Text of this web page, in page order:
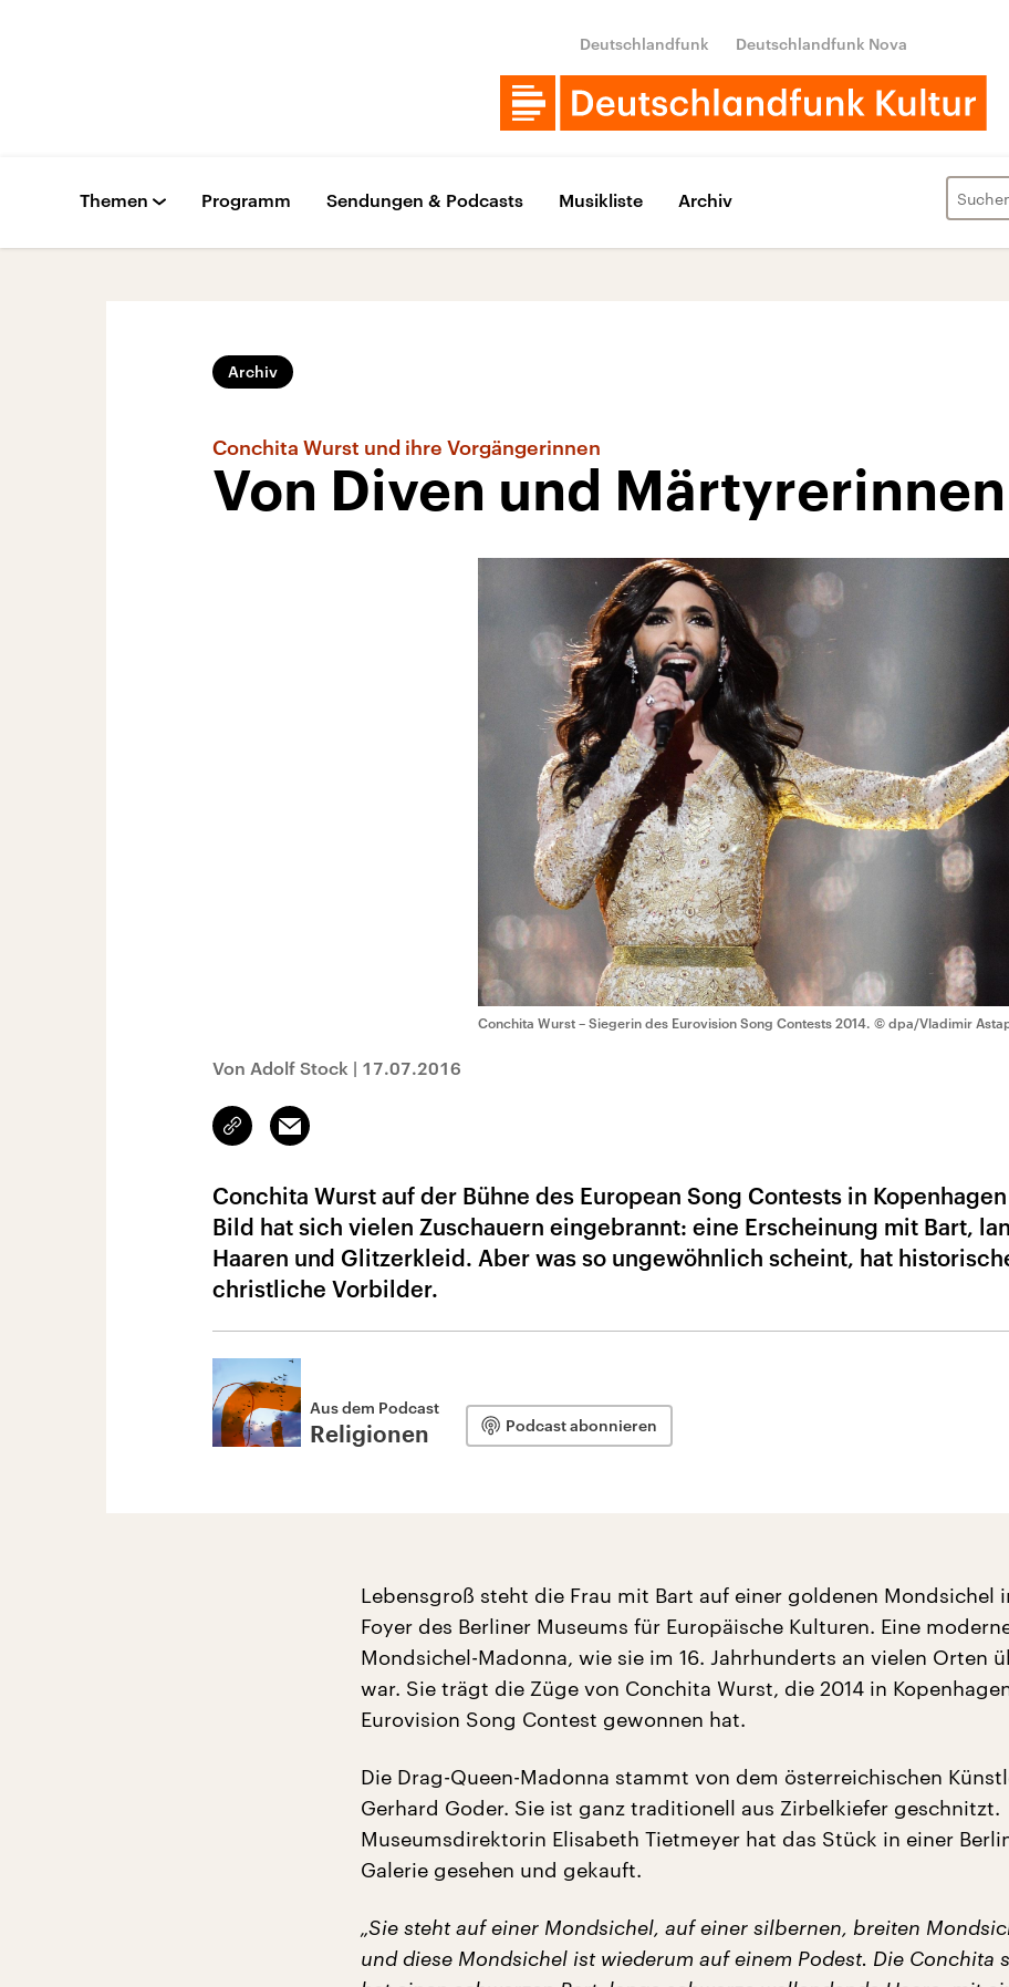
Deutschlandfunk Deutschlandfunk Nova
Themen Programm Sendungen & Podcasts Musikliste Archiv
Archiv
Conchita Wurst und ihre Vorgängerinnen
Von Diven und
Conchita Wurst – Siegerin des Eurovision Song Contests 2014. © dpa/Vladimir
Von Adolf Stock | 17.07.2016
Link
kopieren/teilen
Email
Conchita Wurst auf der Bühne des European Song Contests in
Bild hat sich vielen Zuschauern eingebrannt: eine Erscheinung mit Bart,
Haaren und Glitzerkleid. Aber was so ungewöhnlich scheint, hat
christliche Vorbilder.
Aus dem Podcast
Religionen Podcast abonnieren
Lebensgroß steht die Frau mit Bart auf einer goldenen Mondsichel
Foyer des Berliner Museums für Europäische Kulturen. Eine
Mondsichel-Madonna, wie sie im 16. Jahrhunderts an vielen Orten
war. Sie trägt die Züge von Conchita Wurst, die 2014 in
Eurovision Song Contest gewonnen hat.
Die Drag-Queen-Madonna stammt von dem österreichischen
Gerhard Goder. Sie ist ganz traditionell aus Zirbelkiefer geschnitzt.
Museumsdirektorin Elisabeth Tietmeyer hat das Stück in einer
Galerie gesehen und gekauft.
„Sie steht auf einer Mondsichel, auf einer silbernen, breiten
und diese Mondsichel ist wiederum auf einem Podest. Die Conchita